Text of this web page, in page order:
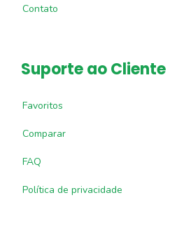
Contato
Suporte ao Cliente
Favoritos
Comparar
FAQ
Política de privacidade